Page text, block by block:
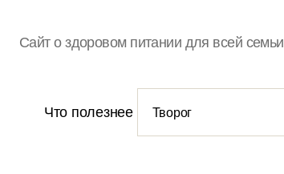
Сайт о здоровом питании для всей семьи
Что полезнее